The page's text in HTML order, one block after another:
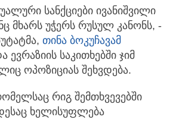
სანქციები ივანიშვილი
მხარს უჭერს რუსულ კანონს, -
თინა ბოკუჩავამ
საკითხებში ჯიმ
ოპოზიციას შეხვდება.
რიგ შემთხვევებში
ხელისუფლება